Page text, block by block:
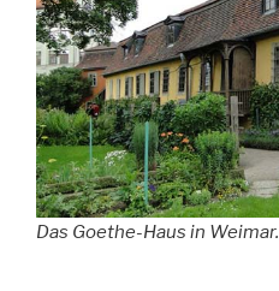
Das Goethe-Haus in Weimar.